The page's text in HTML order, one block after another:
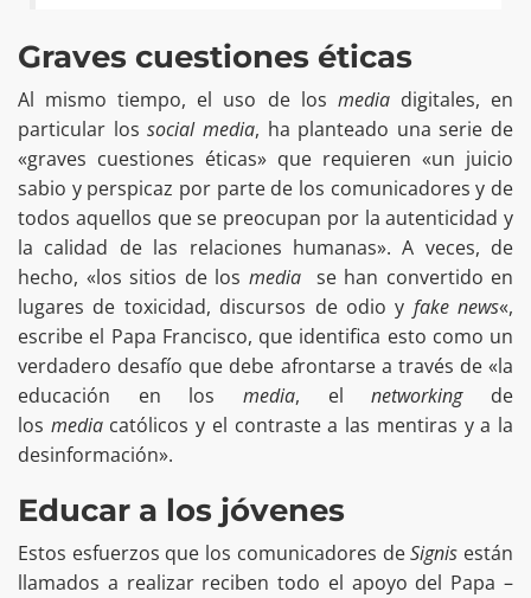
Graves cuestiones éticas
Al mismo tiempo, el uso de los mediadigitales, en
particular lossocial media, ha planteado una serie de
«graves cuestiones éticas» que requieren «un juicio
sabio y perspicaz por parte de los comunicadores y de
todos aquellos que se preocupan por la autenticidad y
la calidad de las relaciones humanas». A veces, de
hecho, «los sitios de los mediase han convertido en
lugares de toxicidad, discursos de odio y fake news«,
escribe el Papa Francisco, que identifica esto como un
verdadero desafío que debe afrontarse a través de «la
educación en los media, elnetworking de
los mediacatólicos y el contraste a las mentiras y a la
desinformación».
Educar a los jóvenes
Estos esfuerzos que los comunicadores deSignis están
llamados a realizar reciben todo el apoyo del Papa –